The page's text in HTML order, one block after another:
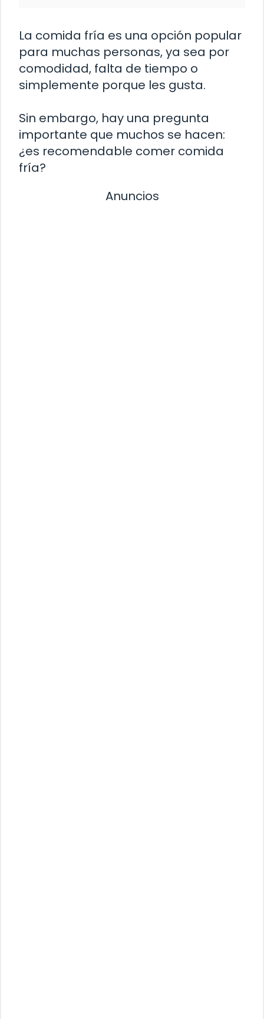
La comida fría es una opción popular
para muchas personas, ya sea por
comodidad, falta de tiempo o
simplemente porque les gusta.
Sin embargo, hay una pregunta
importante que muchos se hacen:
¿es recomendable comer comida
fría?
Anuncios